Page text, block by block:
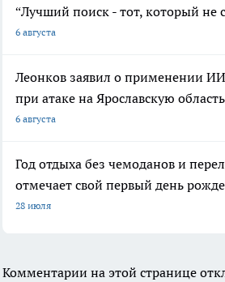
“Лучший поиск - тот, который не
6 августа
Леонков заявил о применении
при атаке на Ярославскую область
6 августа
Год отдыха без чемоданов и
отмечает свой первый день
28 июля
Комментарии на этой странице